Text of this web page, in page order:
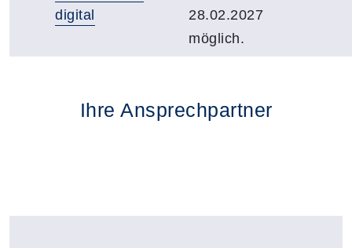
digital
28.02.2027
möglich.
Ihre Ansprechpartner